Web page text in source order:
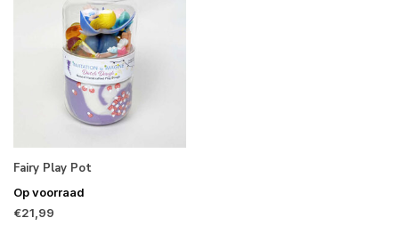
Fairy Play Pot
Op voorraad
€21,99